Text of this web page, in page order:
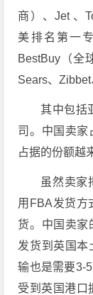
商）、Jet 、
美排名第一
BestBuy（全
Sears、Zibbet
其中包括
司。中国卖家
占据的份额越
虽然卖家
用FBA发货方
货。中国卖家
发货到英国本
输也是需要3-
受到英国港口